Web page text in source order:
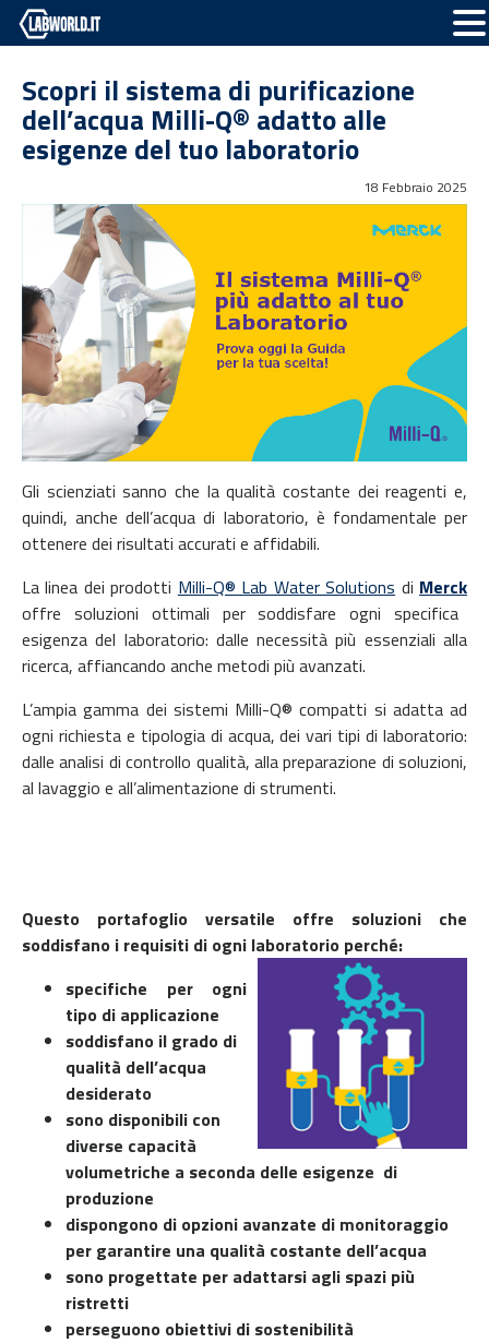
Scopri il sistema di purificazione
dell’acqua Milli-Q® adatto alle
esigenze del tuo laboratorio
18 Febbraio 2025
Gli scienziati sanno che la qualità costante dei reagenti e,
quindi, anche dell’acqua di laboratorio, è fondamentale per
ottenere dei risultati accurati e affidabili.
La linea dei prodotti Milli-Q® Lab Water Solutions di Merck
offre soluzioni ottimali per soddisfare ogni specifica
esigenza del laboratorio: dalle necessità più essenziali alla
ricerca, affiancando anche metodi più avanzati.
L’ampia gamma dei sistemi Milli-Q® compatti si adatta ad
ogni richiesta e tipologia di acqua, dei vari tipi di laboratorio:
dalle analisi di controllo qualità, alla preparazione di soluzioni,
al lavaggio e all’alimentazione di strumenti.
Questo portafoglio versatile offre soluzioni che
soddisfano i requisiti di ogni laboratorio perché:
specifiche per ogni
tipo di applicazione
soddisfano il grado di
qualità dell’acqua
desiderato
sono disponibili con
diverse capacità
volumetriche a seconda delle esigenze di
produzione
dispongono di opzioni avanzate di monitoraggio
per garantire una qualità costante dell’acqua
sono progettate per adattarsi agli spazi più
ristretti
perseguono obiettivi di sostenibilità